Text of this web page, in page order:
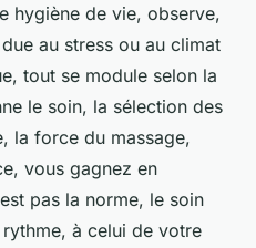
hygiène de vie, observe,
au stress ou au climat
tout se module selon la
le soin, la sélection des
la force du massage,
vous gagnez en
pas la norme, le soin
à celui de votre